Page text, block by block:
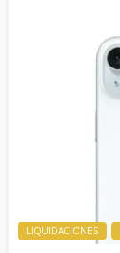
LIQUIDACIONES